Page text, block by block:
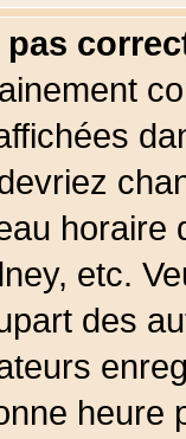
etc.
des
heure